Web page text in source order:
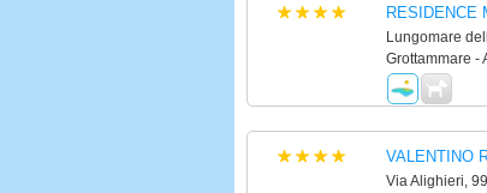
RESIDENCE
Lungomare
Grottammare -
VALENTINO
Via Alighieri, 99